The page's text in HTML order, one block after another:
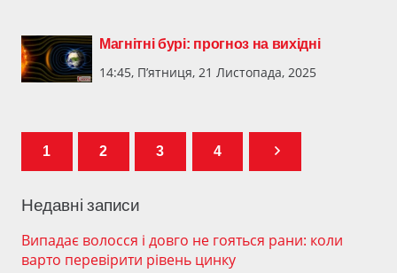
Магнітні бурі: прогноз на вихідні
14:45, П’ятниця, 21 Листопада, 2025
1 2 3 4
Недавні записи
Випадає волосся і довго не гояться рани: коли
варто перевірити рівень цинку